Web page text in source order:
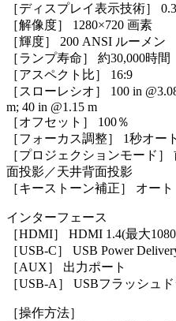
［ディスプレイ表示技術］
［解像度］ 1280×720 画素
［輝度］ 200 ANSI ルーメン
［ランプ寿命］ 約30,000時間
［アスペクト比］ 16:9
［スローレシオ］ 100 in
m; 40 in @1.15 m
［オフセット］ 100％
［フォーカス調整］ 1秒オー
［プロジェクションモード
面投影／天井背面投影
［キーストーン補正］ オー
インターフェース
［HDMI］ HDMI 1.4(最大
［USB-C］ USB Power
［AUX］ 出力ポート
［USB-A］ USBフラッシュ
［操作方法］